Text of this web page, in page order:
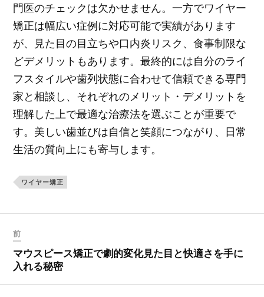
門医のチェックは欠かせません。一方でワイヤー
矯正は幅広い症例に対応可能で実績があります
が、見た目の目立ちや口内炎リスク、食事制限な
どデメリットもあります。最終的には自分のライ
フスタイルや歯列状態に合わせて信頼できる専門
家と相談し、それぞれのメリット・デメリットを
理解した上で最適な治療法を選ぶことが重要で
す。美しい歯並びは自信と笑顔につながり、日常
生活の質向上にも寄与します。
ワイヤー矯正
前
マウスピース矯正で劇的変化見た目と快適さを手に
入れる秘密